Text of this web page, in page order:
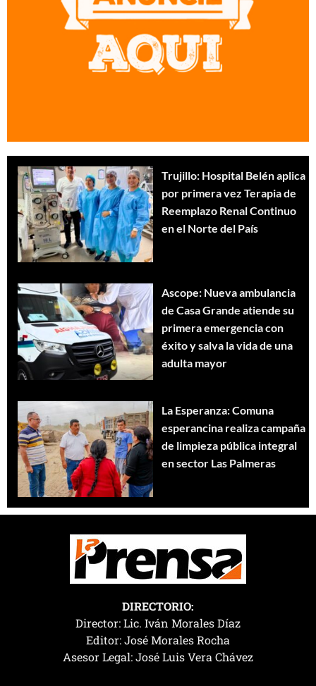
Trujillo: Hospital Belén aplica
por primera vez Terapia de
Reemplazo Renal Continuo
en el Norte del País
Ascope: Nueva ambulancia
de Casa Grande atiende su
primera emergencia con
éxito y salva la vida de una
adulta mayor
La Esperanza: Comuna
esperancina realiza campaña
de limpieza pública integral
en sector Las Palmeras
DIRECTORIO:
Director: Lic. Iván Morales Díaz
Editor: José Morales Rocha
Asesor Legal: José Luis Vera Chávez